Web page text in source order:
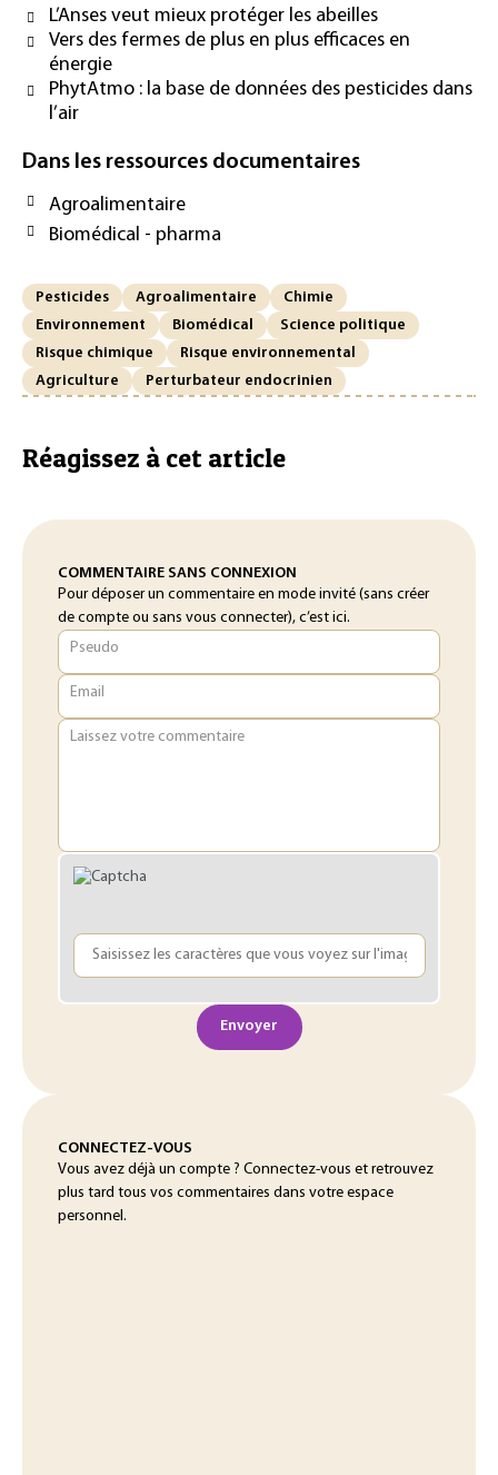
L’Anses veut mieux protéger les abeilles
Vers des fermes de plus en plus efficaces en
énergie
PhytAtmo : la base de données des pesticides dans
l’air
Dans les ressources documentaires
Agroalimentaire
Biomédical - pharma
Pesticides Agroalimentaire
Chimie
Environnement
Biomédical
Science politique
Risque chimique
Risque environnemental
Agriculture
Perturbateur endocrinien
Réagissez à cet article
COMMENTAIRE SANS CONNEXION
Pour déposer un commentaire en mode invité (sans créer
de compte ou sans vous connecter), c’est ici.
Pseudo
Email
Laissez votre commentaire
Envoyer
CONNECTEZ-VOUS
Vous avez déjà un compte ? Connectez-vous et retrouvez
plus tard tous vos commentaires dans votre espace
personnel.